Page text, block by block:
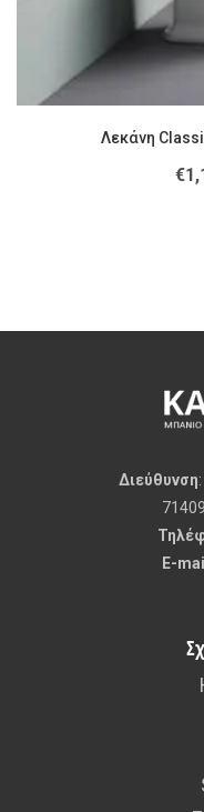
Λεκάνη
€
Διεύθυνση
E-mail